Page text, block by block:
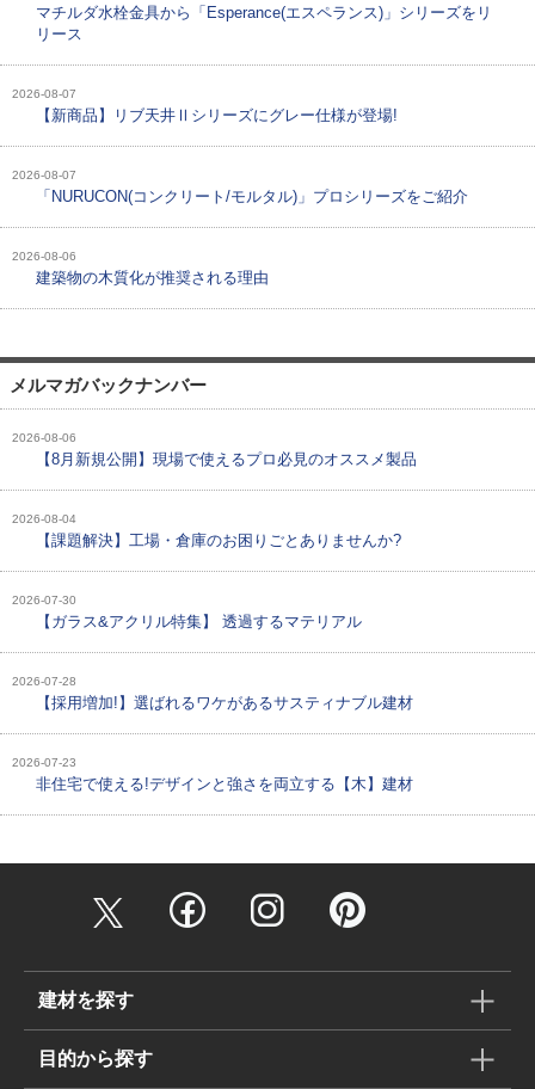
マチルダ水栓金具から「Esperance(エスペランス)」シリーズをリ
リース
2026-08-07
【新商品】リブ天井Ⅱシリーズにグレー仕様が登場!
2026-08-07
「NURUCON(コンクリート/モルタル)」プロシリーズをご紹介
2026-08-06
建築物の木質化が推奨される理由
メルマガバックナンバー
2026-08-06
【8月新規公開】現場で使えるプロ必見のオススメ製品
2026-08-04
【課題解決】工場・倉庫のお困りごとありませんか?
2026-07-30
【ガラス&アクリル特集】 透過するマテリアル
2026-07-28
【採用増加!】選ばれるワケがあるサスティナブル建材
2026-07-23
非住宅で使える!デザインと強さを両立する【木】建材
建材を探す
目的から探す